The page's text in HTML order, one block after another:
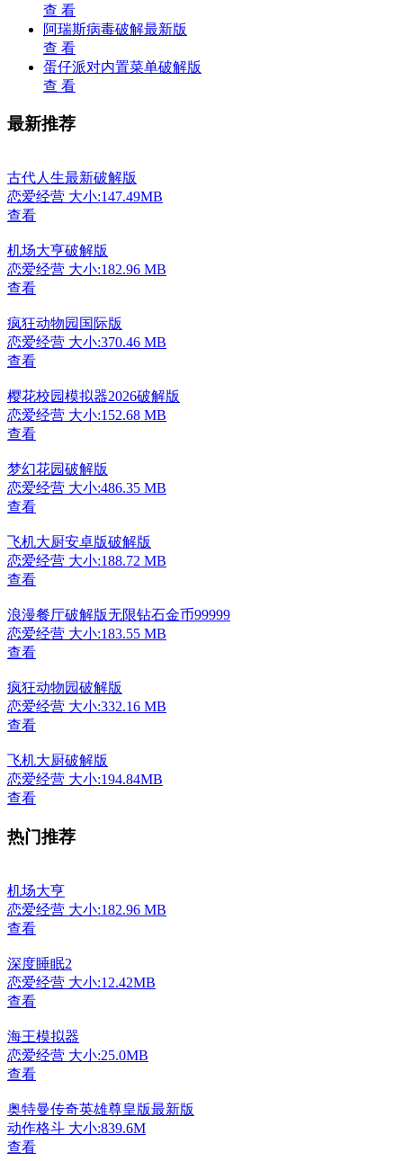
查 看
阿瑞斯病毒破解最新版
查 看
蛋仔派对内置菜单破解版
查 看
最新推荐
古代人生最新破解版
恋爱经营 大小:147.49MB
查看
机场大亨破解版
恋爱经营 大小:182.96 MB
查看
疯狂动物园国际版
恋爱经营 大小:370.46 MB
查看
樱花校园模拟器2026破解版
恋爱经营 大小:152.68 MB
查看
梦幻花园破解版
恋爱经营 大小:486.35 MB
查看
飞机大厨安卓版破解版
恋爱经营 大小:188.72 MB
查看
浪漫餐厅破解版无限钻石金币99999
恋爱经营 大小:183.55 MB
查看
疯狂动物园破解版
恋爱经营 大小:332.16 MB
查看
飞机大厨破解版
恋爱经营 大小:194.84MB
查看
热门推荐
机场大亨
恋爱经营 大小:182.96 MB
查看
深度睡眠2
恋爱经营 大小:12.42MB
查看
海王模拟器
恋爱经营 大小:25.0MB
查看
奥特曼传奇英雄尊皇版最新版
动作格斗 大小:839.6M
查看